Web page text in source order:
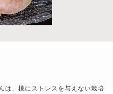
は、桃にストレスを与えない栽培